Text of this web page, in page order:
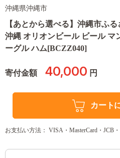
沖縄県沖縄市
【あとから選べる】沖縄市ふ
沖縄 オリオンビール ビール マ
ーグル ハム[BCZZ040]
寄付金額 40,000 円
カート
お支払い方法： VISA・MasterCard・JCB